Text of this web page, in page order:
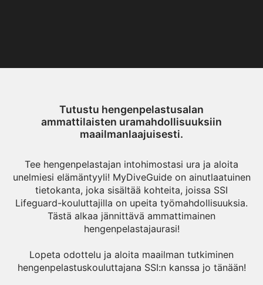
Tutustu hengenpelastusalan
ammattilaisten uramahdollisuuksiin
maailmanlaajuisesti.
Tee hengenpelastajan intohimostasi ura ja aloita
unelmiesi elämäntyyli! MyDiveGuide on ainutlaatuinen
tietokanta, joka sisältää kohteita, joissa SSI
Lifeguard-kouluttajilla on upeita työmahdollisuuksia.
Tästä alkaa jännittävä ammattimainen
hengenpelastajaurasi!
Lopeta odottelu ja aloita maailman tutkiminen
hengenpelastuskouluttajana SSI:n kanssa jo tänään!